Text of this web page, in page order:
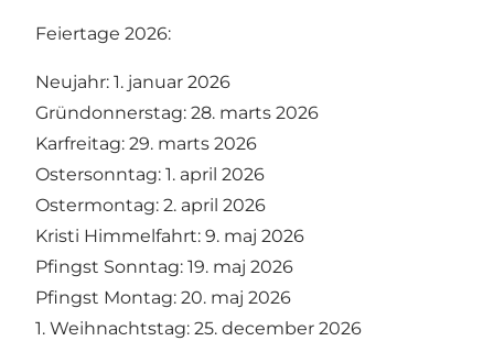
Feiertage 2026:
Neujahr: 1. januar 2026
Gründonnerstag: 28. marts 2026
Karfreitag: 29. marts 2026
Ostersonntag: 1. april 2026
Ostermontag: 2. april 2026
Kristi Himmelfahrt: 9. maj 2026
Pfingst Sonntag: 19. maj 2026
Pfingst Montag: 20. maj 2026
1. Weihnachtstag: 25. december 2026